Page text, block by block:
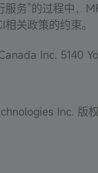
服务”的过程中，
关政策的约束。
Inc. 5140
Inc. 版